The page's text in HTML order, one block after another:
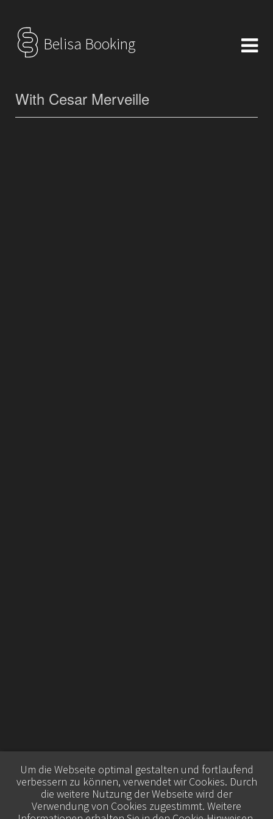
Belisa Booking
With Cesar Merveille
Um die Webseite optimal gestalten und fortlaufend
verbessern zu können, verwendet wir Cookies. Durch
die weitere Nutzung der Webseite wird der
Verwendung von Cookies zugestimmt. Weitere